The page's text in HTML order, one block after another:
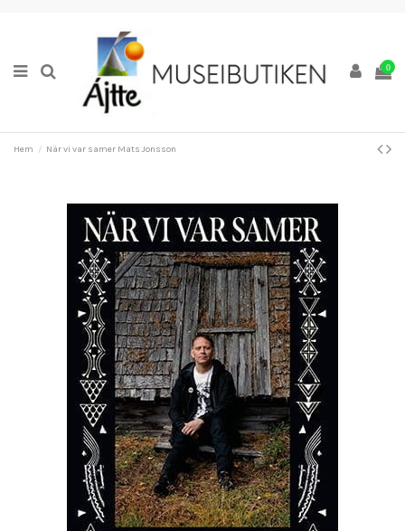
0
Hem När vi var samer Mats Jonsson